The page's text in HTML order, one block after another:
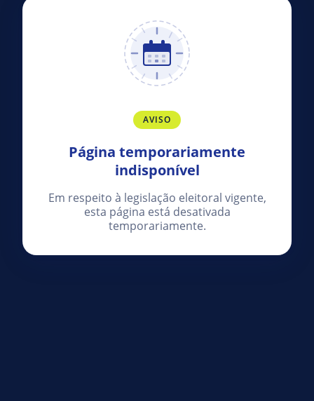
AVISO
Página temporariamente
indisponível
Em respeito à legislação eleitoral vigente,
esta página está desativada
temporariamente.